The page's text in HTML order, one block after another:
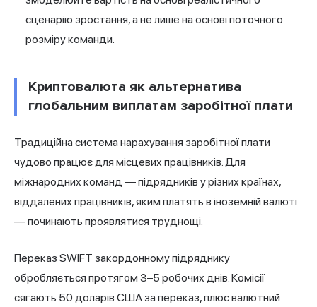
сценарію зростання, а не лише на основі поточного
розміру команди.
Криптовалюта як альтернатива
глобальним виплатам заробітної плати
Традиційна система нарахування заробітної плати
чудово працює для місцевих працівників. Для
міжнародних команд — підрядників у різних країнах,
віддалених працівників, яким платять в іноземній валюті
— починають проявлятися труднощі.
Переказ SWIFT закордонному підряднику
обробляється протягом 3–5 робочих днів. Комісії
сягають 50 доларів США за переказ, плюс валютний